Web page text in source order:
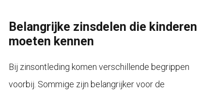
Belangrijke zinsdelen die kinderen
moeten kennen
Bij zinsontleding komen verschillende begrippen
voorbij. Sommige zijn belangrijker voor de